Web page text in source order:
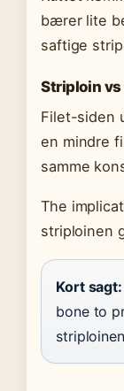
bærer lite
saftige
Striploin
Filet-siden
en mindre
samme
The
striploinen
Kort sagt:
bone to